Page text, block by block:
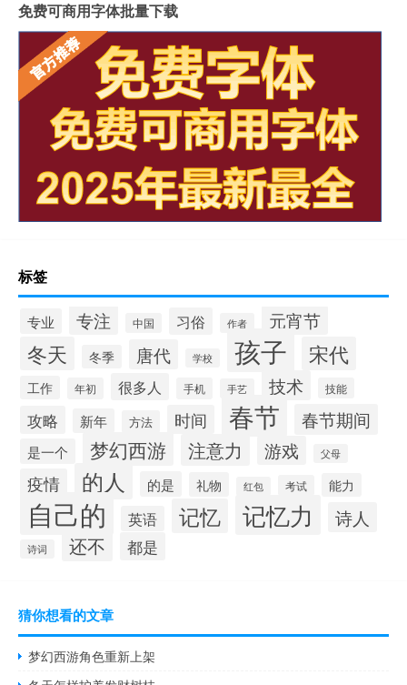
免费可商用字体批量下载
标签
专业 专注 中国 习俗 作者 元宵节
冬天 冬季 唐代 学校 孩子 宋代
工作 年初 很多人 手机 手艺 技术 技能
攻略 新年 方法 时间 春节 春节期间
是一个 梦幻西游 注意力 游戏 父母
疫情 的人 的是 礼物 红包 考试 能力
自己的 英语 记忆 记忆力 诗人
诗词 还不 都是
猜你想看的文章
梦幻西游角色重新上架